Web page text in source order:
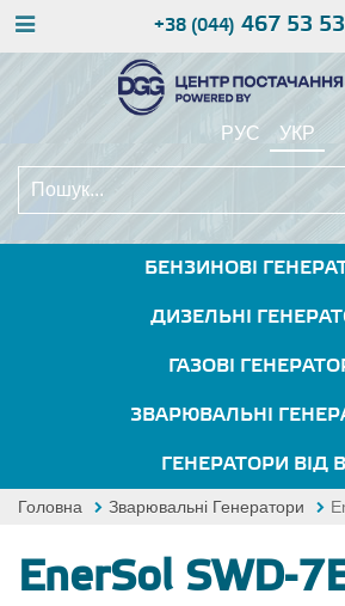
+38 (044) 467 53 53
РУС УКР
БЕНЗИНОВІ
ДИЗЕЛЬНІ
ГАЗОВІ
ЗВАРЮВАЛЬНІ
ГЕНЕРАТОРИ ВІД
Головна Зварювальні Генератори
EnerSol SWD-